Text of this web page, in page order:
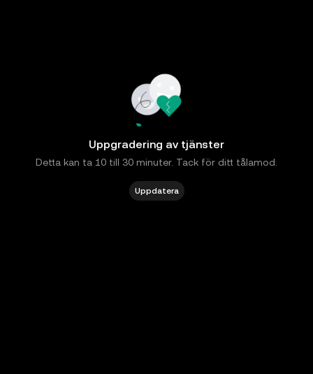
Uppgradering av tjänster
Detta kan ta 10 till 30 minuter. Tack för ditt tålamod.
Uppdatera